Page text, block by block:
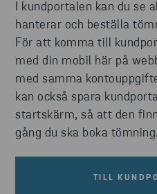
I kundportalen kan du se
hanterar och beställa
För att komma till
med din mobil här på
med samma
kan också spara
startskärm, så att den
gång du ska boka tömning.
TILL